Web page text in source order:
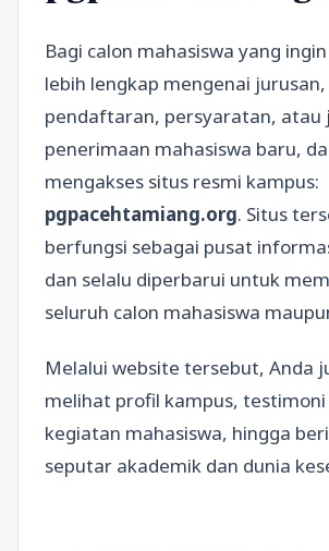
Bagi calon mahasiswa yang
lebih lengkap mengenai
pendaftaran, persyaratan, atau
penerimaan mahasiswa baru,
mengakses situs resmi kampus:
pgpacehtamiang.org. Situs
berfungsi sebagai pusat
dan selalu diperbarui untuk
seluruh calon mahasiswa
Melalui website tersebut, Anda
melihat profil kampus,
kegiatan mahasiswa, hingga
seputar akademik dan dunia